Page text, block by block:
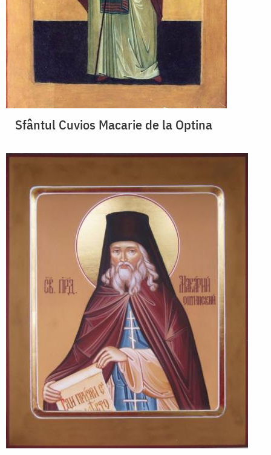
Sfântul Cuvios Macarie de la Optina